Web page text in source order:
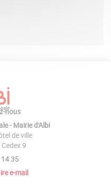
nous
- Mairie d'Albi
de ville
9
35
e-mail